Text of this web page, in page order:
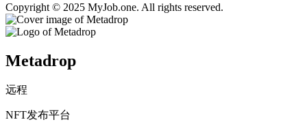
Copyright © 2025 MyJob.one. All rights reserved.
Metadrop
远程
NFT发布平台